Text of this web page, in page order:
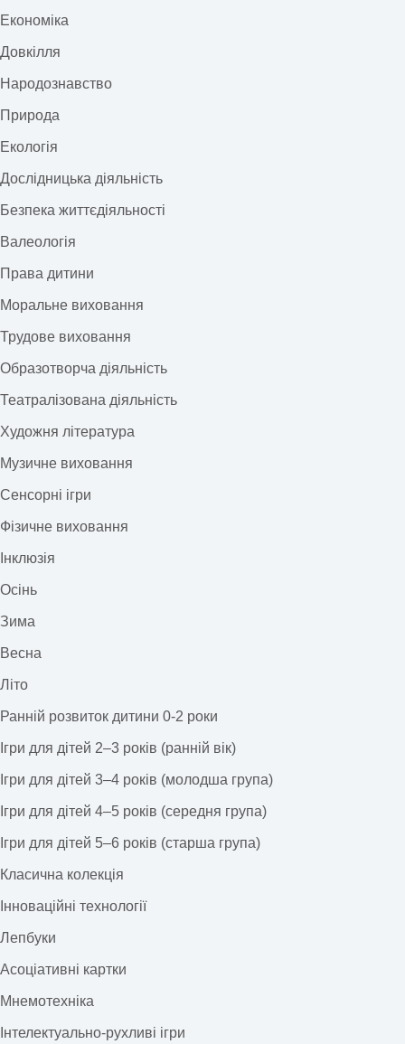
Економіка
Довкілля
Народознавство
Природа
Екологія
Дослідницька діяльність
Безпека життєдіяльності
Валеологія
Права дитини
Моральне виховання
Трудове виховання
Образотворча діяльність
Театралізована діяльність
Художня література
Музичне виховання
Сенсорні ігри
Фізичне виховання
Інклюзія
Осінь
Зима
Весна
Літо
Ранній розвиток дитини 0-2 роки
Ігри для дітей 2–3 років (ранній вік)
Ігри для дітей 3–4 років (молодша група)
Ігри для дітей 4–5 років (середня група)
Ігри для дітей 5–6 років (старша група)
Класична колекція
Інноваційні технології
Лепбуки
Асоціативні картки
Мнемотехніка
Інтелектуально-рухливі ігри